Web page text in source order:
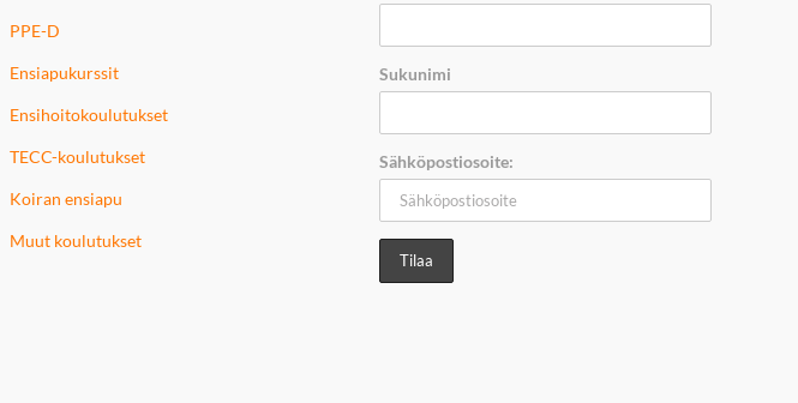
PPE-D
Ensiapukurssit
Ensihoitokoulutukset
TECC-koulutukset
Koiran ensiapu
Muut koulutukset
Sukunimi
Sähköpostiosoite: